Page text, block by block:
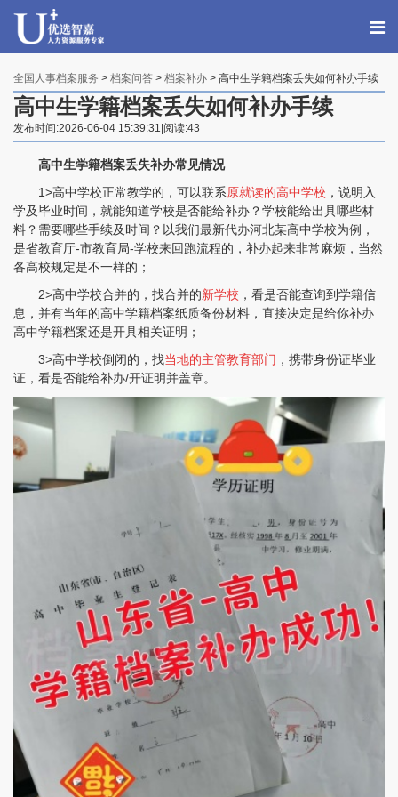
全国人事档案服务 > 档案问答 > 档案补办 > 高中生学籍档案丢失如何补办手续
高中生学籍档案丢失如何补办手续
发布时间:2026-06-04 15:39:31|阅读:43
高中生学籍档案丢失补办常见情况
1>高中学校正常教学的，可以联系原就读的高中学校 ，说明入
学及毕业时间，就能知道学校是否能给补办？学校能给出具哪些材
料？需要哪些手续及时间？以我们最新代办河北某高中学校为例，
是省教育厅-市教育局-学校来回跑流程的，补办起来非常麻烦，当然
各高校规定是不一样的；
2>高中学校合并的，找合并的新学校 ，看是否能查询到学籍信
息，并有当年的高中学籍档案纸质备份材料，直接决定是给你补办
高中学籍档案还是开具相关证明；
3>高中学校倒闭的，找当地的主管教育部门 ，携带身份证毕业
证，看是否能给补办/开证明并盖章。